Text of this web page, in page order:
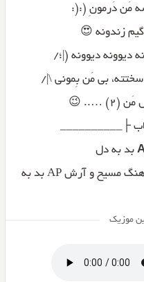
مَن دَرمونِ (:(:
زندونه 😍
دیوونه دیوونه (|؛/
سختته، بی مَن بِمونی \|/
….. 😉
├__________
بد به دل
دانلود آهنگ مسیح و آرش AP بد به
موزیک